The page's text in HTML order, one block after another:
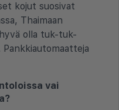
kojut suosivat
Thaimaan
olla tuk-tuk-
vai